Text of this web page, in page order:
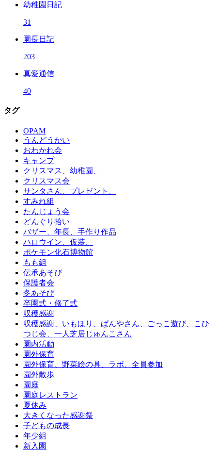
幼稚園日記
31
園長日記
203
真愛通信
40
タグ
OPAM
うんどうかい
おわかれ会
キャンプ
クリスマス、幼稚園、
クリスマス会
サンタさん、プレゼント、
すみれ組
たんじょう会
どんぐり拾い
バザー、年長、手作り作品
ハロウイン、仮装、
ポケモン化石博物館
もも組
伝承あそび
保護者会
冬あそび
卒園式・修了式
収穫感謝
収穫感謝、いもほり、ぱんやさん、ごっこ遊び、こひ
つじ会、一人芝居じゅんこさん
園内活動
園外保育
園外保育、野菜絵の具、ラボ、全員参加
園外散歩
園庭
園庭レストラン
夏休み
大きくなった感謝祭
子どもの成長
年少組
新入園